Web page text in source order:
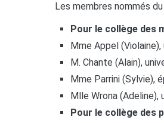
Les membres nommés
Pour le collège des
Mme Appel
M. Chante (Alain),
Mme Parrini (Sylvie),
Mlle Wrona (Adeline),
Pour le collège des